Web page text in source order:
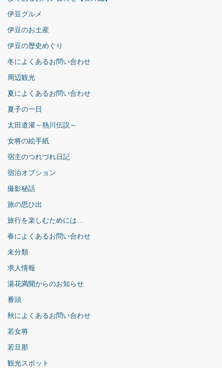
伊豆グルメ
伊豆のお土産
伊豆の歴史めぐり
冬によくあるお問い合わせ
周辺観光
夏によくあるお問い合わせ
夏子の一日
太田道灌～熱川伝説～
女将の絵手紙
宿主のつれづれ日記
宿泊オプション
撮影秘話
旅の思ひ出
旅行を楽しむためには…
春によくあるお問い合わせ
未分類
求人情報
湯花満開からのお知らせ
番頭
秋によくあるお問い合わせ
若女将
若旦那
観光スポット